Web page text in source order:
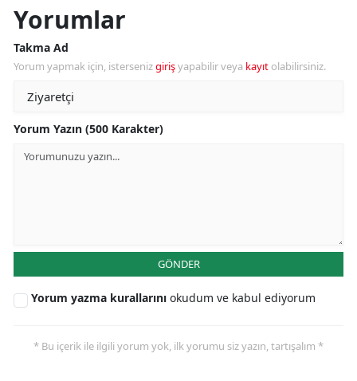
Yorumlar
Takma Ad
Yorum yapmak için, istersenizgirişyapabilir veya kayıt olabilirsiniz.
Yorum Yazın (500 Karakter)
GÖNDER
Yorum yazma kurallarını okudum ve kabul ediyorum
* Bu içerik ile ilgili yorum yok, ilk yorumu siz yazın, tartışalım *